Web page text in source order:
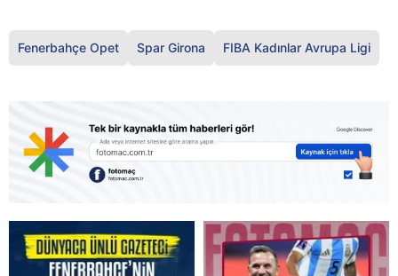
Fenerbahçe Opet Spar Girona FIBA Kadınlar Avrupa Ligi